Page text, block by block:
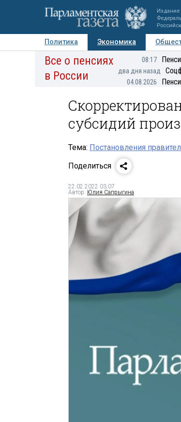
Издание
Политика Экономика
Авторы Персоны Мнения
Все о пенсиях
в России
08:17
два дня назад
04.08.2026
субсидий
Тема: Постановления
Поделиться
22.02.2022 03:07
Автор: Юлия Сапрыгина